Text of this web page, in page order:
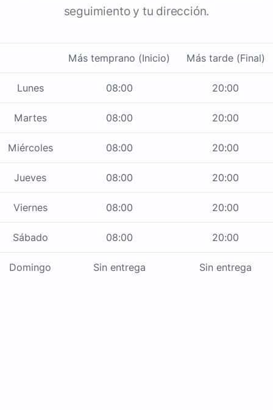
seguimiento y tu dirección.
Más temprano (Inicio) Más tarde (Final)
Lunes 08:00 20:00
Martes 08:00 20:00
Miércoles 08:00 20:00
Jueves 08:00 20:00
Viernes 08:00 20:00
Sábado 08:00 20:00
Domingo Sin entrega Sin entrega